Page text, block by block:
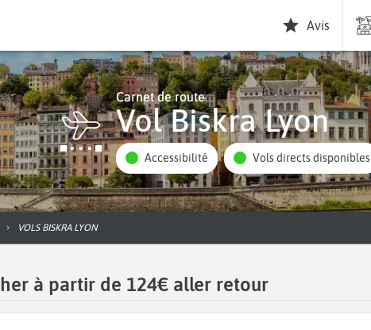
Avis
Carnet de route
Vol Biskra Lyon
Accessibilité Vols directs disponibles
VOLS BISKRA LYON
à partir de 124€ aller retour